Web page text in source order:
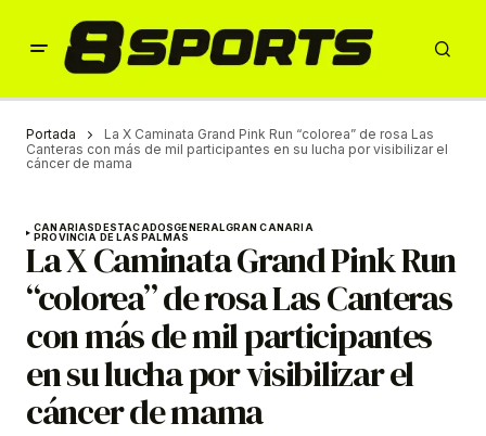
Portada
La X Caminata Grand Pink Run “colorea” de rosa Las
Canteras con más de mil participantes en su lucha por visibilizar el
cáncer de mama
CANARIASDESTACADOSGENERALGRAN CANARIA
PROVINCIA DE LAS PALMAS
La X Caminata Grand Pink Run
“colorea” de rosa Las Canteras
con más de mil participantes
en su lucha por visibilizar el
cáncer de mama